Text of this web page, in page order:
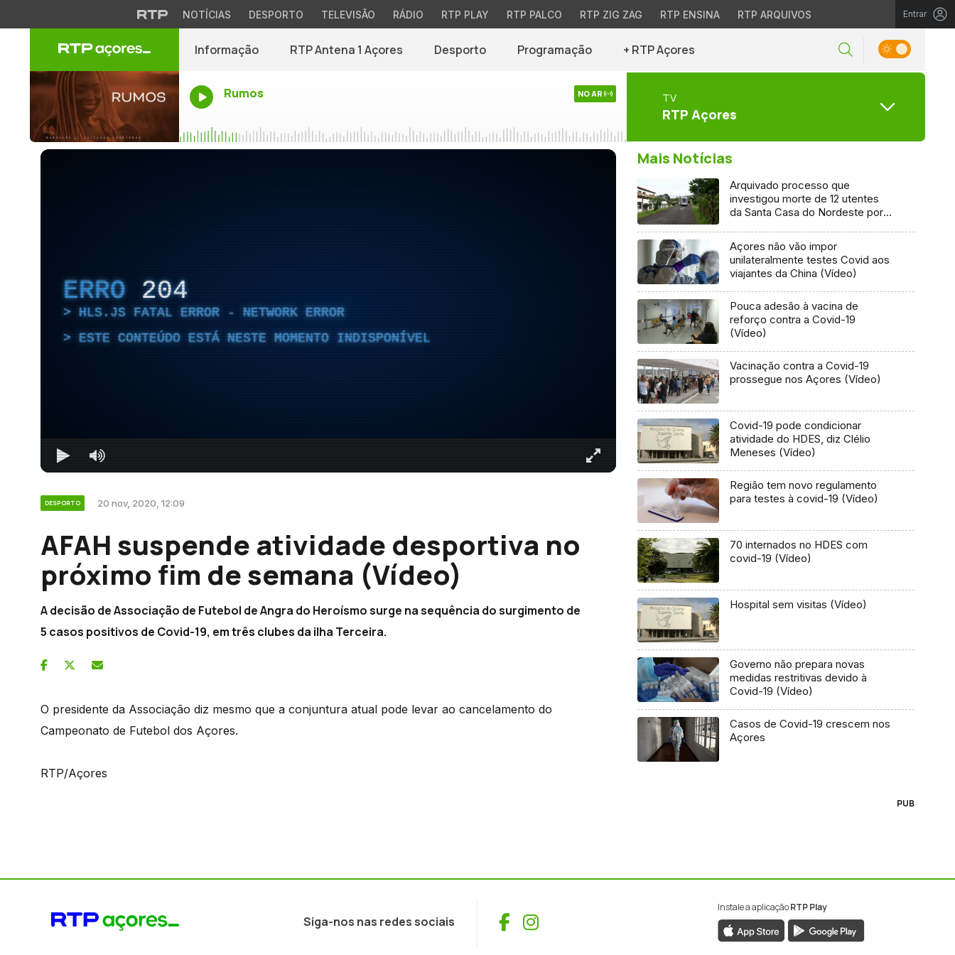
NOTÍCIAS DESPORTO TELEVISÃO RÁDIO RTP PLAY RTP PALCO RTP ZIG ZAG RTP ENSINA RTP ARQUIVOS Entrar
Informação RTP Antena 1 Açores Desporto Programação + RTP Açores
Rumos NO AR TV
RTP Açores
ERRO 204
HLS.JS FATAL ERROR - NETWORK ERROR
ESTE CONTEÚDO ESTÁ NESTE MOMENTO INDISPONÍVEL
DESPORTO 20 nov, 2020, 12:09
AFAH suspende atividade desportiva no
próximo fim de semana (Vídeo)
A decisão de Associação de Futebol de Angra do Heroísmo surge na sequência do surgimento de
5 casos positivos de Covid-19, em três clubes da ilha Terceira.
O presidente da Associação diz mesmo que a conjuntura atual pode levar ao cancelamento do
Campeonato de Futebol dos Açores.
RTP/Açores
Mais Notícias
Arquivado processo que
investigou morte de 12 utentes
da Santa Casa do Nordeste por
Açores não vão impor
unilateralmente testes Covid aos
viajantes da China (Vídeo)
Pouca adesão à vacina de
reforço contra a Covid-19
(Vídeo)
Vacinação contra a Covid-19
prossegue nos Açores (Vídeo)
Covid-19 pode condicionar
atividade do HDES, diz Clélio
Meneses (Vídeo)
Região tem novo regulamento
para testes à covid-19 (Vídeo)
70 internados no HDES com
covid-19 (Vídeo)
Hospital sem visitas (Vídeo)
Governo não prepara novas
medidas restritivas devido à
Covid-19 (Vídeo)
Casos de Covid-19 crescem nos
Açores
PUB
Siga-nos nas redes sociais Facebook
Instagram
Instale a aplicaçãoRTP Play